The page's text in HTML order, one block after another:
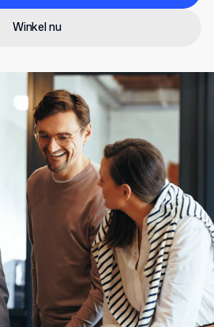
Winkel nu